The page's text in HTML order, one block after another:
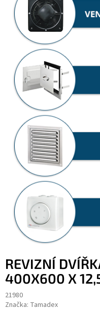
REVIZNÍ
400X600 X
21980
Značka: Tamadex